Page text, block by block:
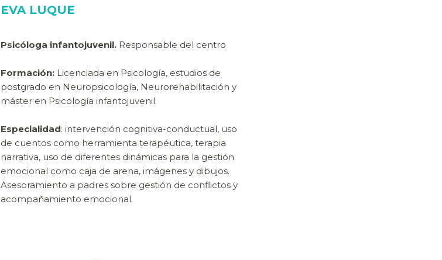
EVA LUQUE
Psicóloga infantojuvenil. Responsable del centro
Formación: Licenciada en Psicología, estudios de
postgrado en Neuropsicología, Neurorehabilitación y
máster en Psicología infantojuvenil.
Especialidad: intervención cognitiva-conductual, uso
de cuentos como herramienta terapéutica, terapia
narrativa, uso de diferentes dinámicas para la gestión
emocional como caja de arena, imágenes y dibujos.
Asesoramiento a padres sobre gestión de conflictos y
acompañamiento emocional.